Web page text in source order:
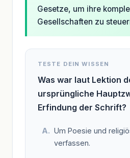
Gesetze, um ihre
Gesellschaften zu
TESTE DEIN WISSEN
Was war laut Lektion
ursprüngliche
Erfindung der Schrift?
Um Poesie und
verfassen.